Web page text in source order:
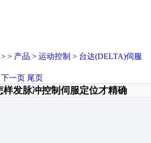
> > 产品 > 运动控制 > 台达(DELTA)伺服
下一页 尾页
样发脉冲控制伺服定位才精确